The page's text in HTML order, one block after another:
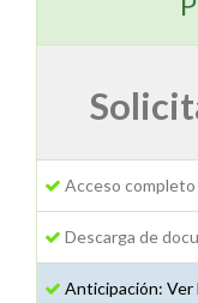
Acceso
Descarga de
Anticipación: Ver